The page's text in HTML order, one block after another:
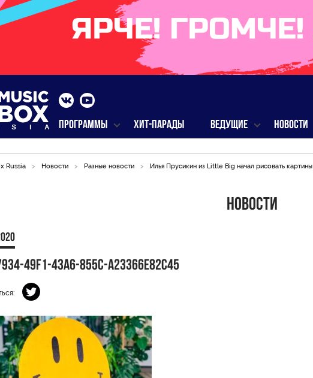
ПРОГРАММЫ ХИТ-ПАРАДЫ ВЕДУЩИЕ НОВОСТИ
Russia > Новости > Разные новости > Илья Прусикин из Little Big начал рисовать картины
Новости
49F1-43A6-855C-A23366E82C45